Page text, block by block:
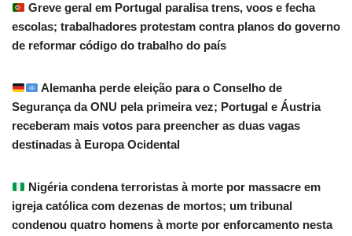
Greve geral em Portugal paralisa trens, voos e fecha
escolas; trabalhadores protestam contra planos do governo
de reformar código do trabalho do país
Alemanha perde eleição para o Conselho de
Segurança da ONU pela primeira vez; Portugal e Áustria
receberam mais votos para preencher as duas vagas
destinadas à Europa Ocidental
Nigéria condena terroristas à morte por massacre em
igreja católica com dezenas de mortos; um tribunal
condenou quatro homens à morte por enforcamento nesta